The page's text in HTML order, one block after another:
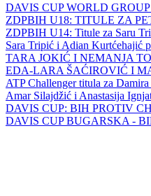
DAVIS CUP WORLD
ZDPBIH U18: TITULE ZA
ZDPBIH U14: Titule za Saru
Sara Tripić i Adian Kurtćehajić
TARA JOKIĆ I NEMANJA
EDA-LARA ŠAĆIROVIĆ I
ATP Challenger titula za
Amar Silajdžić i Anastasija
DAVIS CUP: BIH PROTIV
DAVIS CUP BUGARSKA -